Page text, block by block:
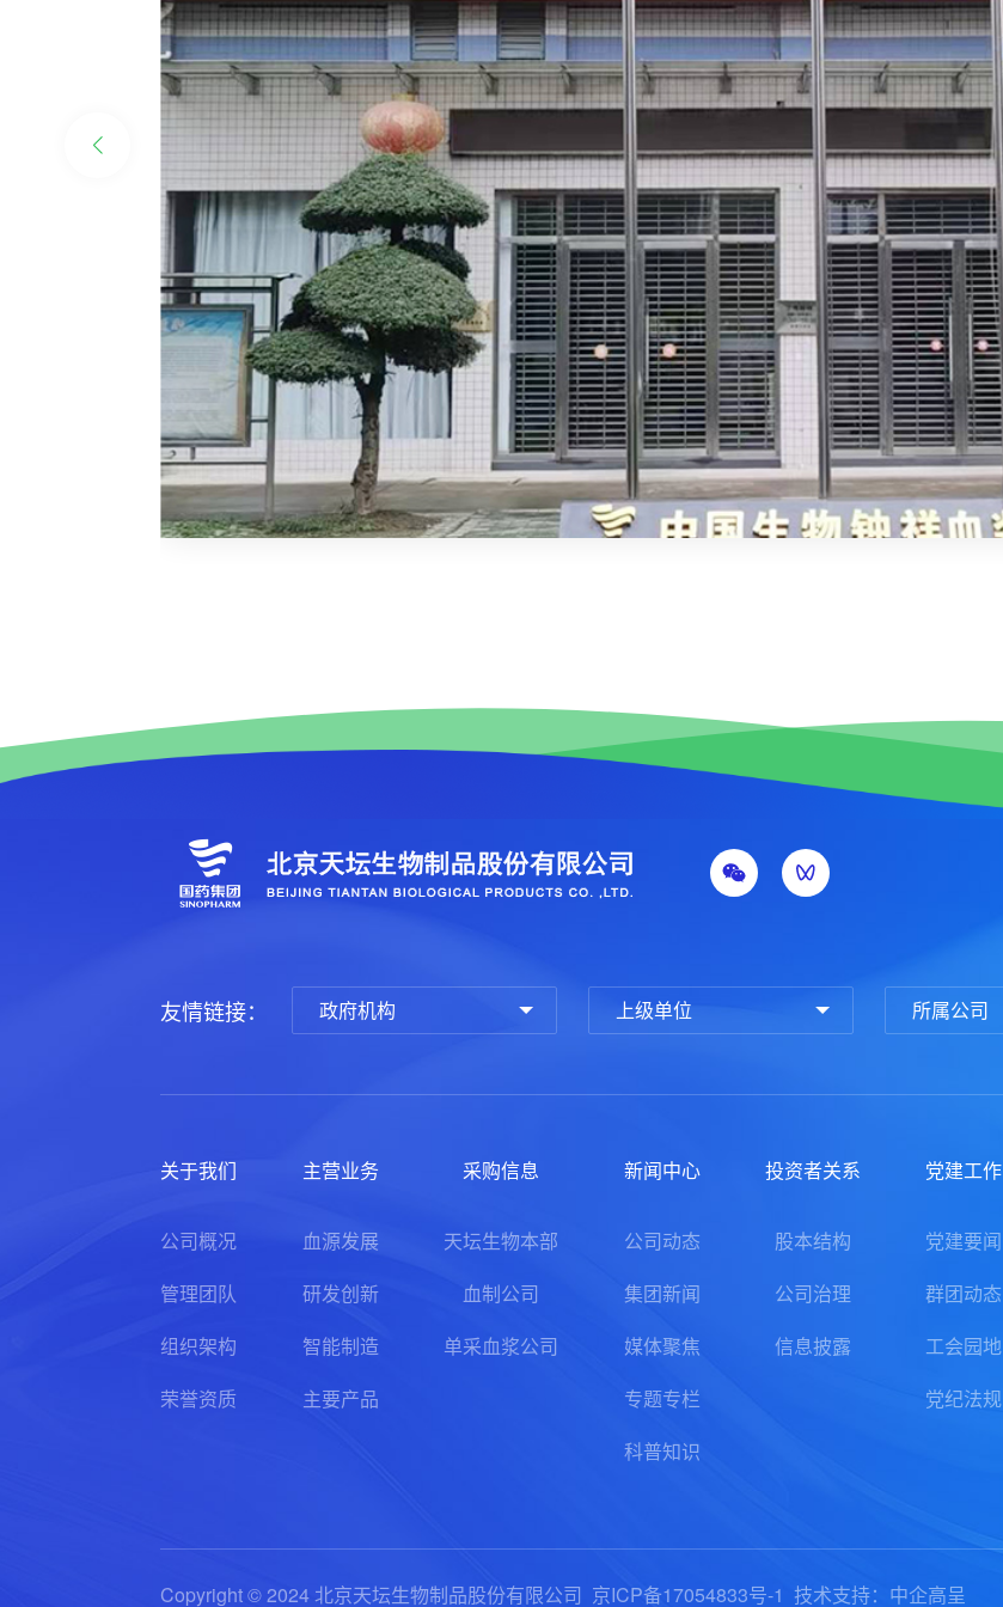
友情链接：
关于我们
公司概况
管理团队
组织架构
荣誉资质
主营业务
血源发展
研发创新
智能制造
主要产品
采购信息
天坛生物本部
血制公司
单采血浆公司
新闻中心
公司动态
集团新闻
媒体聚焦
专题专栏
科普知识
投资者关系
股本结构
公司治理
信息披露
党建工作
党建要闻
群团动态
工会园地
党纪法规
Copyright © 2024 北京天坛生物制品股份有限公司 京ICP备17054833号-1 技术支持：中企高呈